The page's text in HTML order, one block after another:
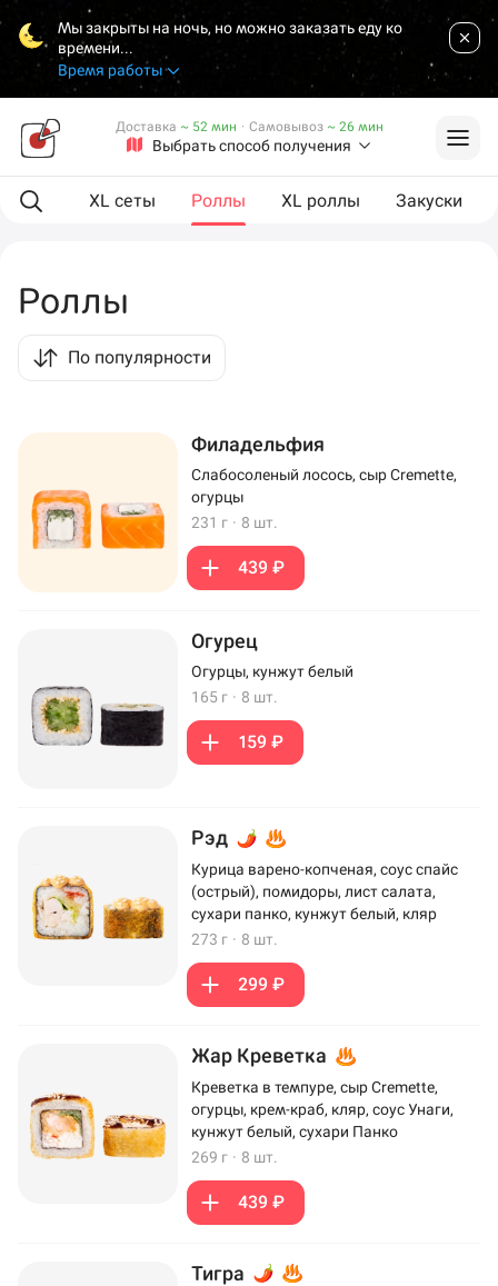
Мы закрыты на ночь, но можно заказать еду ко
времени...
Время работы
Выбрать способ получения
Доставка ~ 52 мин · Самовывоз ~ 26 мин
еда XL сеты Роллы XL роллы Закуски
Роллы
По популярности
Филадельфия
Слабосоленый лосось, сыр Cremette,
огурцы
231 г · 8 шт.
439 ₽
Огурец
Огурцы, кунжут белый
165 г · 8 шт.
159 ₽
Рэд
Курица варено-копченая, соус спайс
(острый), помидоры, лист салата,
сухари панко, кунжут белый, кляр
273 г · 8 шт.
299 ₽
Жар Креветка
Креветка в темпуре, сыр Cremette,
огурцы, крем-краб, кляр, соус Унаги,
кунжут белый, сухари Панко
269 г · 8 шт.
439 ₽
Тигра